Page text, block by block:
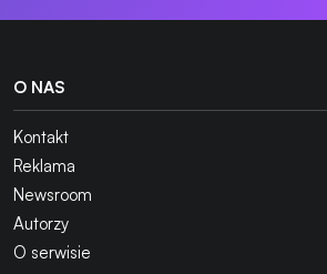
O NAS
Kontakt
Reklama
Newsroom
Autorzy
O serwisie